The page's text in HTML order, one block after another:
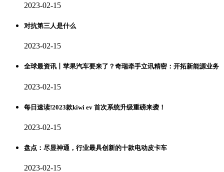
2023-02-15
对抗第三人是什么
2023-02-15
全球最资讯丨苹果汽车要来了？奇瑞牵手立讯精密：开拓新能源业务
2023-02-15
每日速读!2023款kiwi ev 首次系统升级重磅来袭！
2023-02-15
盘点：尽显神通，行业最具创新的十款电动皮卡车
2023-02-15